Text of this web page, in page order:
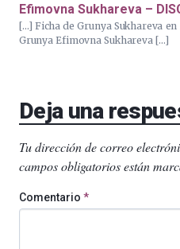
Efimovna Sukhareva –
[…] Ficha de Grunya Sukhareva
Grunya Efimovna Sukhareva […]
Deja una
Tu dirección de correo
campos obligatorios están
Comentario *